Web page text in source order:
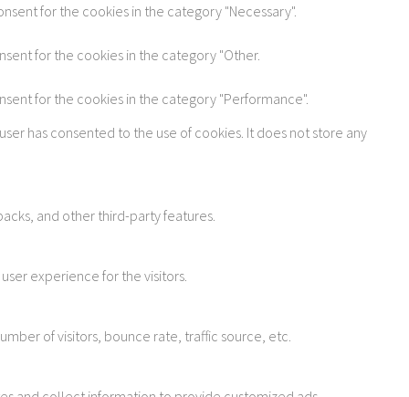
for the cookies in the category "Necessary".
for the cookies in the category "Other.
for the cookies in the category "Performance".
has consented to the use of cookies. It does not store any
and other third-party features.
experience for the visitors.
of visitors, bounce rate, traffic source, etc.